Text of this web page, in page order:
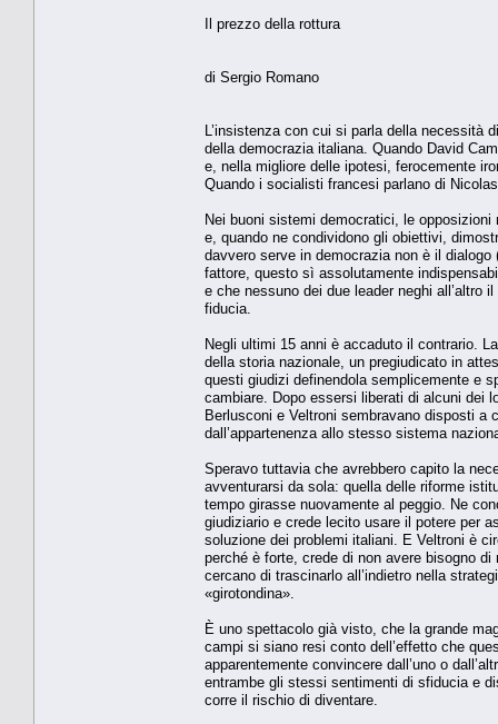
Il prezzo della rottura
di Sergio Romano
L’insistenza con cui si parla della necessità
della democrazia italiana. Quando David
e, nella migliore delle ipotesi, ferocemente
Quando i socialisti francesi parlano di
Nei buoni sistemi democratici, le opposizioni
e, quando ne condividono gli obiettivi,
davvero serve in democrazia non è il
fattore, questo sì assolutamente
e che nessuno dei due leader neghi all’altro
fiducia.
Negli ultimi 15 anni è accaduto il contrario.
della storia nazionale, un pregiudicato in
questi giudizi definendola semplicemente e
cambiare. Dopo essersi liberati di alcuni dei
Berlusconi e Veltroni sembravano disposti
dall’appartenenza allo stesso sistema
Speravo tuttavia che avrebbero capito la
avventurarsi da sola: quella delle riforme
tempo girasse nuovamente al peggio. Ne
giudiziario e crede lecito usare il potere per
soluzione dei problemi italiani. E Veltroni è
perché è forte, crede di non avere bisogno
cercano di trascinarlo all’indietro nella
«girotondina».
È uno spettacolo già visto, che la grande
campi si siano resi conto dell’effetto che
apparentemente convincere dall’uno o
entrambe gli stessi sentimenti di sfiducia e
corre il rischio di diventare.